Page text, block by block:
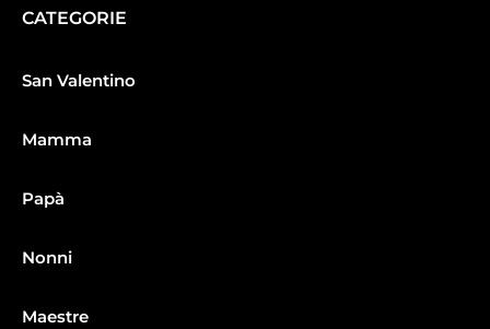
CATEGORIE
San Valentino
Mamma
Papà
Nonni
Maestre